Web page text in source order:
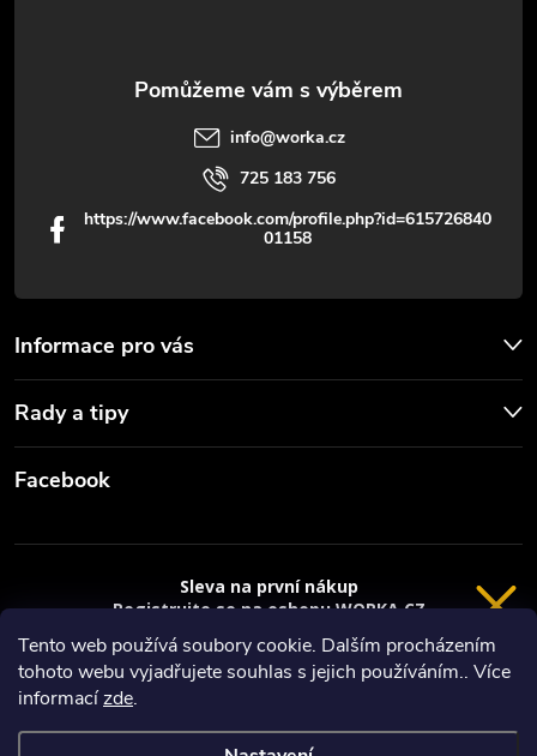
Tento web používá soubory cookie. Dalším procházením
tohoto webu vyjadřujete souhlas s jejich používáním.. Více
informacízde.
Informace pro vás
Rady a tipy
info@worka.cz
725 183 756
https://www.facebook.com/profile.php?id=615726840
01158
Facebook
Copyright 2026
VRÁCENÍ 14 DNÍ
Sleva na první nákup
Registrujte se na eshopu WORKA.CZ
sleva 100 Kč* na nákup je Vaše.
Registrace